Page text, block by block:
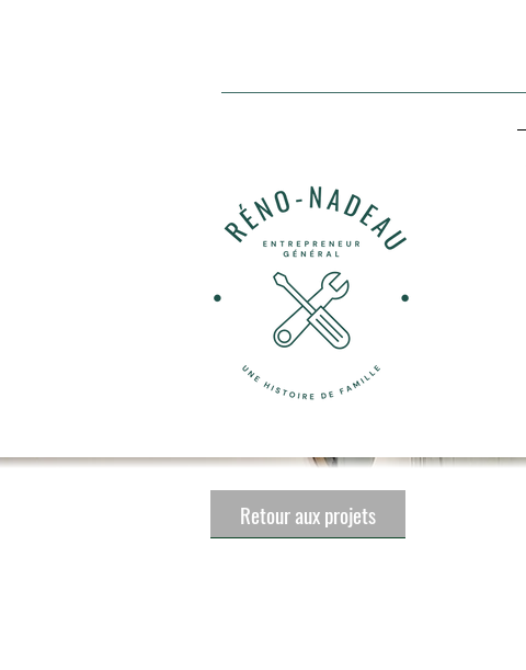
Retour aux projets